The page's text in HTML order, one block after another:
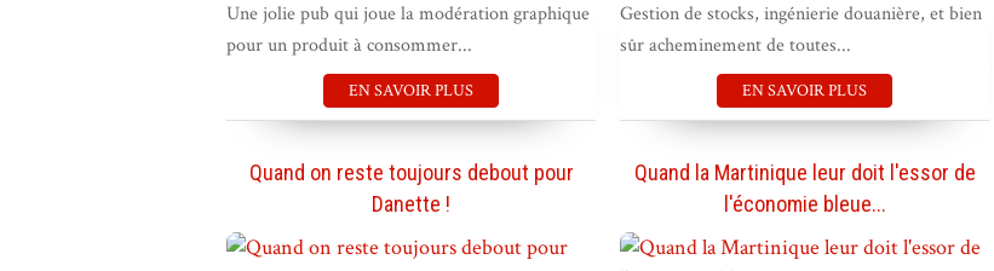
Une jolie pub qui joue la modération graphique
pour un produit à consommer...
EN SAVOIR PLUS
Gestion de stocks, ingénierie douanière, et bien
sûr acheminement de toutes...
EN SAVOIR PLUS
Quand on reste toujours debout pour
Danette !
BOUGER LES MARQUES
Quand la Martinique leur doit l'essor de
l'économie bleue...